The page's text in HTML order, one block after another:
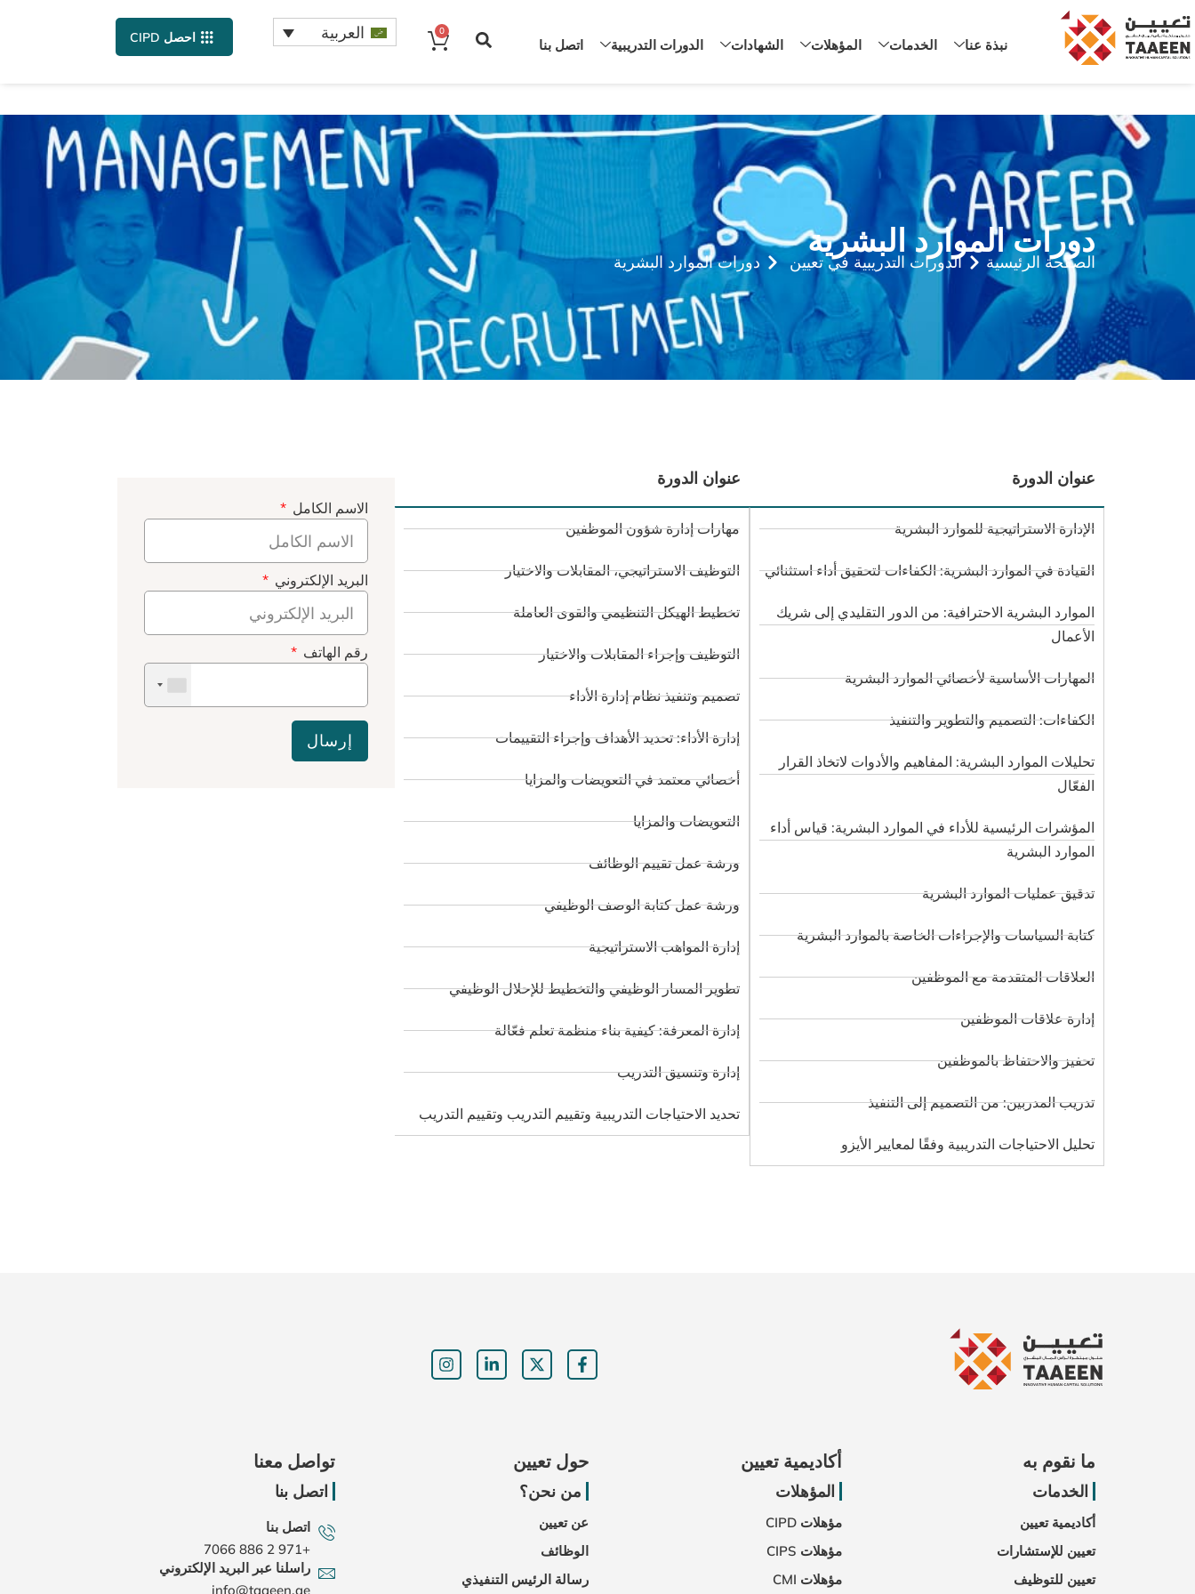
نبذة عنا الخدمات المؤهلات الشهادات الدورات التدريبية اتصل بنا
0 العربية احصل CIPD
دورات الموارد البشرية
الصفحة الرئيسية الدورات التدريبية في تعيين دورات الموارد البشرية
عنوان الدورة
الإدارة الاستراتيجية للموارد البشرية
القيادة في الموارد البشرية: الكفاءات لتحقيق أداء استثنائي
الموارد البشرية الاحترافية: من الدور التقليدي إلى شريك
الأعمال
المهارات الأساسية لأخصائي الموارد البشرية
الكفاءات: التصميم والتطوير والتنفيذ
تحليلات الموارد البشرية: المفاهيم والأدوات لاتخاذ القرار
الفعّال
المؤشرات الرئيسية للأداء في الموارد البشرية: قياس أداء
الموارد البشرية
تدقيق عمليات الموارد البشرية
كتابة السياسات والإجراءات الخاصة بالموارد البشرية
العلاقات المتقدمة مع الموظفين
إدارة علاقات الموظفين
تحفيز والاحتفاظ بالموظفين
تدريب المدربين: من التصميم إلى التنفيذ
تحليل الاحتياجات التدريبية وفقًا لمعايير الأيزو
عنوان الدورة
مهارات إدارة شؤون الموظفين
التوظيف الاستراتيجي، المقابلات والاختيار
تخطيط الهيكل التنظيمي والقوى العاملة
التوظيف وإجراء المقابلات والاختيار
تصميم وتنفيذ نظام إدارة الأداء
إدارة الأداء: تحديد الأهداف وإجراء التقييمات
أخصائي معتمد في التعويضات والمزايا
التعويضات والمزايا
ورشة عمل تقييم الوظائف
ورشة عمل كتابة الوصف الوظيفي
إدارة المواهب الاستراتيجية
تطوير المسار الوظيفي والتخطيط للإحلال الوظيفي
إدارة المعرفة: كيفية بناء منظمة تعلم فعّالة
إدارة وتنسيق التدريب
تحديد الاحتياجات التدريبية وتقييم التدريب وتقييم التدريب
الاسم الكامل
البريد الإلكتروني
رقم الهاتف
إرسال
تواصل معنا
اتصل بنا
اتصل بنا
+971 2 886 7066
راسلنا عبر البريد الإلكتروني
info@taaeen.ae
حول تعيين
من نحن؟
عن تعيين
الوظائف
رسالة الرئيس التنفيذي
أكاديمية تعيين
المؤهلات
مؤهلات CIPD
مؤهلات CIPS
مؤهلات CMI
ما نقوم به
الخدمات
أكاديمية تعيين
تعيين للإستشارات
تعيين للتوظيف